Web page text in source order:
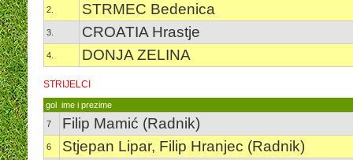
2. STRMEC Bedenica
3. CROATIA Hrastje
4. DONJA ZELINA
STRIJELCI
gol ime i prezime
7
Filip Mamić (Radnik)
6 Stjepan Lipar, Filip Hranjec (Radnik)